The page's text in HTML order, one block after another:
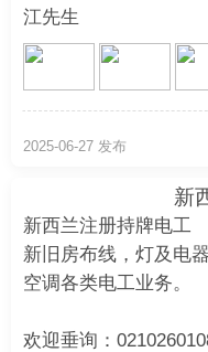
江先生
2025-06-27 发布
新
新西兰注册持牌电工
新旧房布线，灯及电
空调各类电工业务。
欢迎垂询：